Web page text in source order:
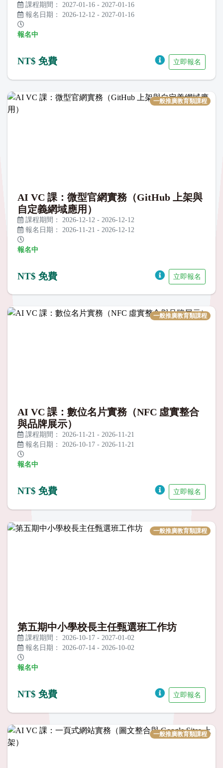
課程期間： 2027-01-16 - 2027-01-16
報名日期： 2026-12-12 - 2027-01-16
報名中
NT$ 免費 立即報名
一般推廣教育類課程
AI VC 課：微型官網實務（GitHub 上架與
自定義網域應用）
課程期間： 2026-12-12 - 2026-12-12
報名日期： 2026-11-21 - 2026-12-12
報名中
NT$ 免費 立即報名
一般推廣教育類課程
AI VC 課：數位名片實務（NFC 虛實整合
與品牌展示）
課程期間： 2026-11-21 - 2026-11-21
報名日期： 2026-10-17 - 2026-11-21
報名中
NT$ 免費 立即報名
一般推廣教育類課程
第五期中小學校長主任甄選班工作坊
課程期間： 2026-10-17 - 2027-01-02
報名日期： 2026-07-14 - 2026-10-02
報名中
NT$ 免費 立即報名
一般推廣教育類課程